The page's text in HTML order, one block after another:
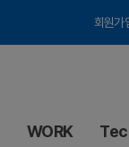
회원가
WORK